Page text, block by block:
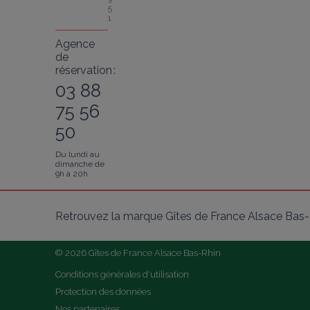
5
1
Agence
de
réservation :
03 88
75 56
50
Du lundi au
dimanche de
9h à 20h
Retrouvez la marque Gîtes de France Alsace
© 2026 Gîtes de France Alsace Bas-Rhin
Conditions générales d'utilisation
Protection des données